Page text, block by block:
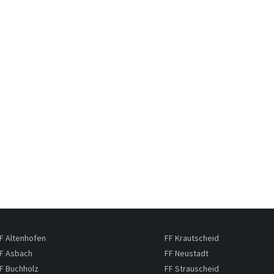
Altenhofen
Asbach
Buchholz
FF Krautscheid
FF Neustadt
FF Strauscheid